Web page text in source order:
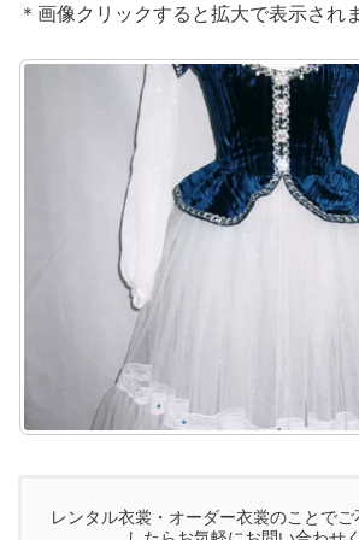
＊画像クリックすると拡大で表示され
レンタル衣裳・オーダー衣裳のことでご